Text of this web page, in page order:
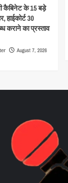
कैबिनेट के 15 बड़े
हाईकोर्ट 30
कराने का प्रस्ताव
August 7, 2026